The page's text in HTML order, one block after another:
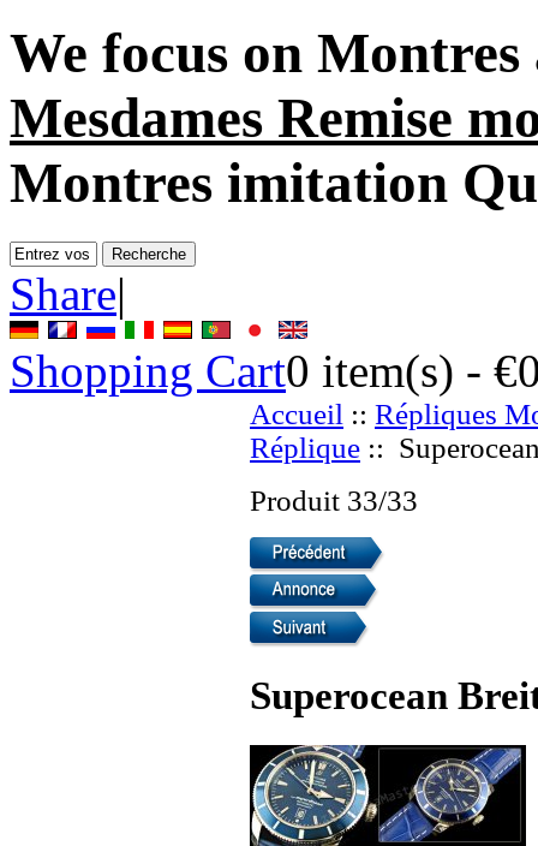
We focus on Montres
Mesdames Remise
Montres imitation
Share|
Shopping Cart0 item(s) -
Accueil :: Répliques
Réplique ::
Produit 33/33
Superocean